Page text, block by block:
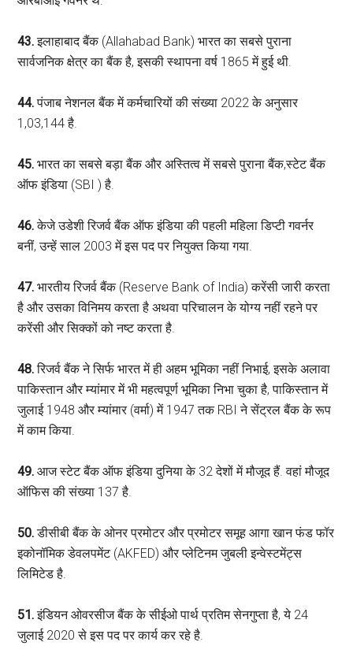
43.इलाहाबाद बैंक (Allahabad Bank) भारत का सबसे पुराना
सार्वजनिक क्षेत्र का बैंक है, इसकी स्थापना वर्ष 1865 में हुई थी.
44.पंजाब नेशनल बैंक में कर्मचारियों की संख्या 2022 के अनुसार
1,03,144 है.
45.भारत का सबसे बड़ा बैंक और अस्तित्व में सबसे पुराना बैंक,स्टेट बैंक
ऑफ इंडिया (SBI ) है.
46.केजे उडेशी रिजर्व बैंक ऑफ इंडिया की पहली महिला डिप्‍टी गवर्नर
बनीं, उन्‍हें साल 2003 में इस पद पर नियुक्‍त किया गया.
47.भारतीय रिजर्व बैंक (Reserve Bank of India) करेंसी जारी करता
है और उसका विनिमय करता है अथवा परिचालन के योग्य नहीं रहने पर
करेंसी और सिक्कों को नष्ट करता है.
48.रिजर्व बैंक ने सिर्फ भारत में ही अहम भूमिका नहीं निभाई, इसके अलावा
पाकिस्तान और म्यांमार में भी महत्वपूर्ण भूमिका निभा चुका है, पाकिस्तान में
जुलाई 1948 और म्यांमार (वर्मा) में 1947 तक RBI ने सेंट्रल बैंक के रूप
में काम किया.
49.आज स्टेट बैंक ऑफ इंडिया दुनिया के 32 देशों में मौजूद हैं. वहां मौजूद
ऑफिस की संख्या 137 है.
50.डीसीबी बैंक के ओनर प्रमोटर और प्रमोटर समूह आगा खान फंड फॉर
इकोनॉमिक डेवलपमेंट (AKFED) और प्लेटिनम जुबली इन्वेस्टमेंट्स
लिमिटेड है.
51.इंडियन ओवरसीज बैंक के सीईओ पार्थ प्रतिम सेनगुप्ता है, ये 24
जुलाई 2020 से इस पद पर कार्य कर रहे है.